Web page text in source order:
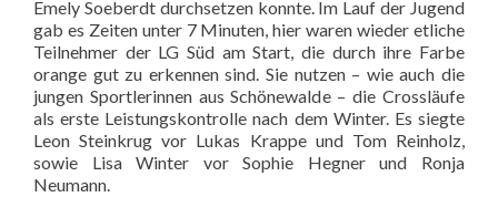
Emely Soeberdt durchsetzen konnte. Im Lauf der Jugend
gab es Zeiten unter 7 Minuten, hier waren wieder etliche
Teilnehmer der LG Süd am Start, die durch ihre Farbe
orange gut zu erkennen sind. Sie nutzen – wie auch die
jungen Sportlerinnen aus Schönewalde – die Crossläufe
als erste Leistungskontrolle nach dem Winter. Es siegte
Leon Steinkrug vor Lukas Krappe und Tom Reinholz,
sowie Lisa Winter vor Sophie Hegner und Ronja
Neumann.